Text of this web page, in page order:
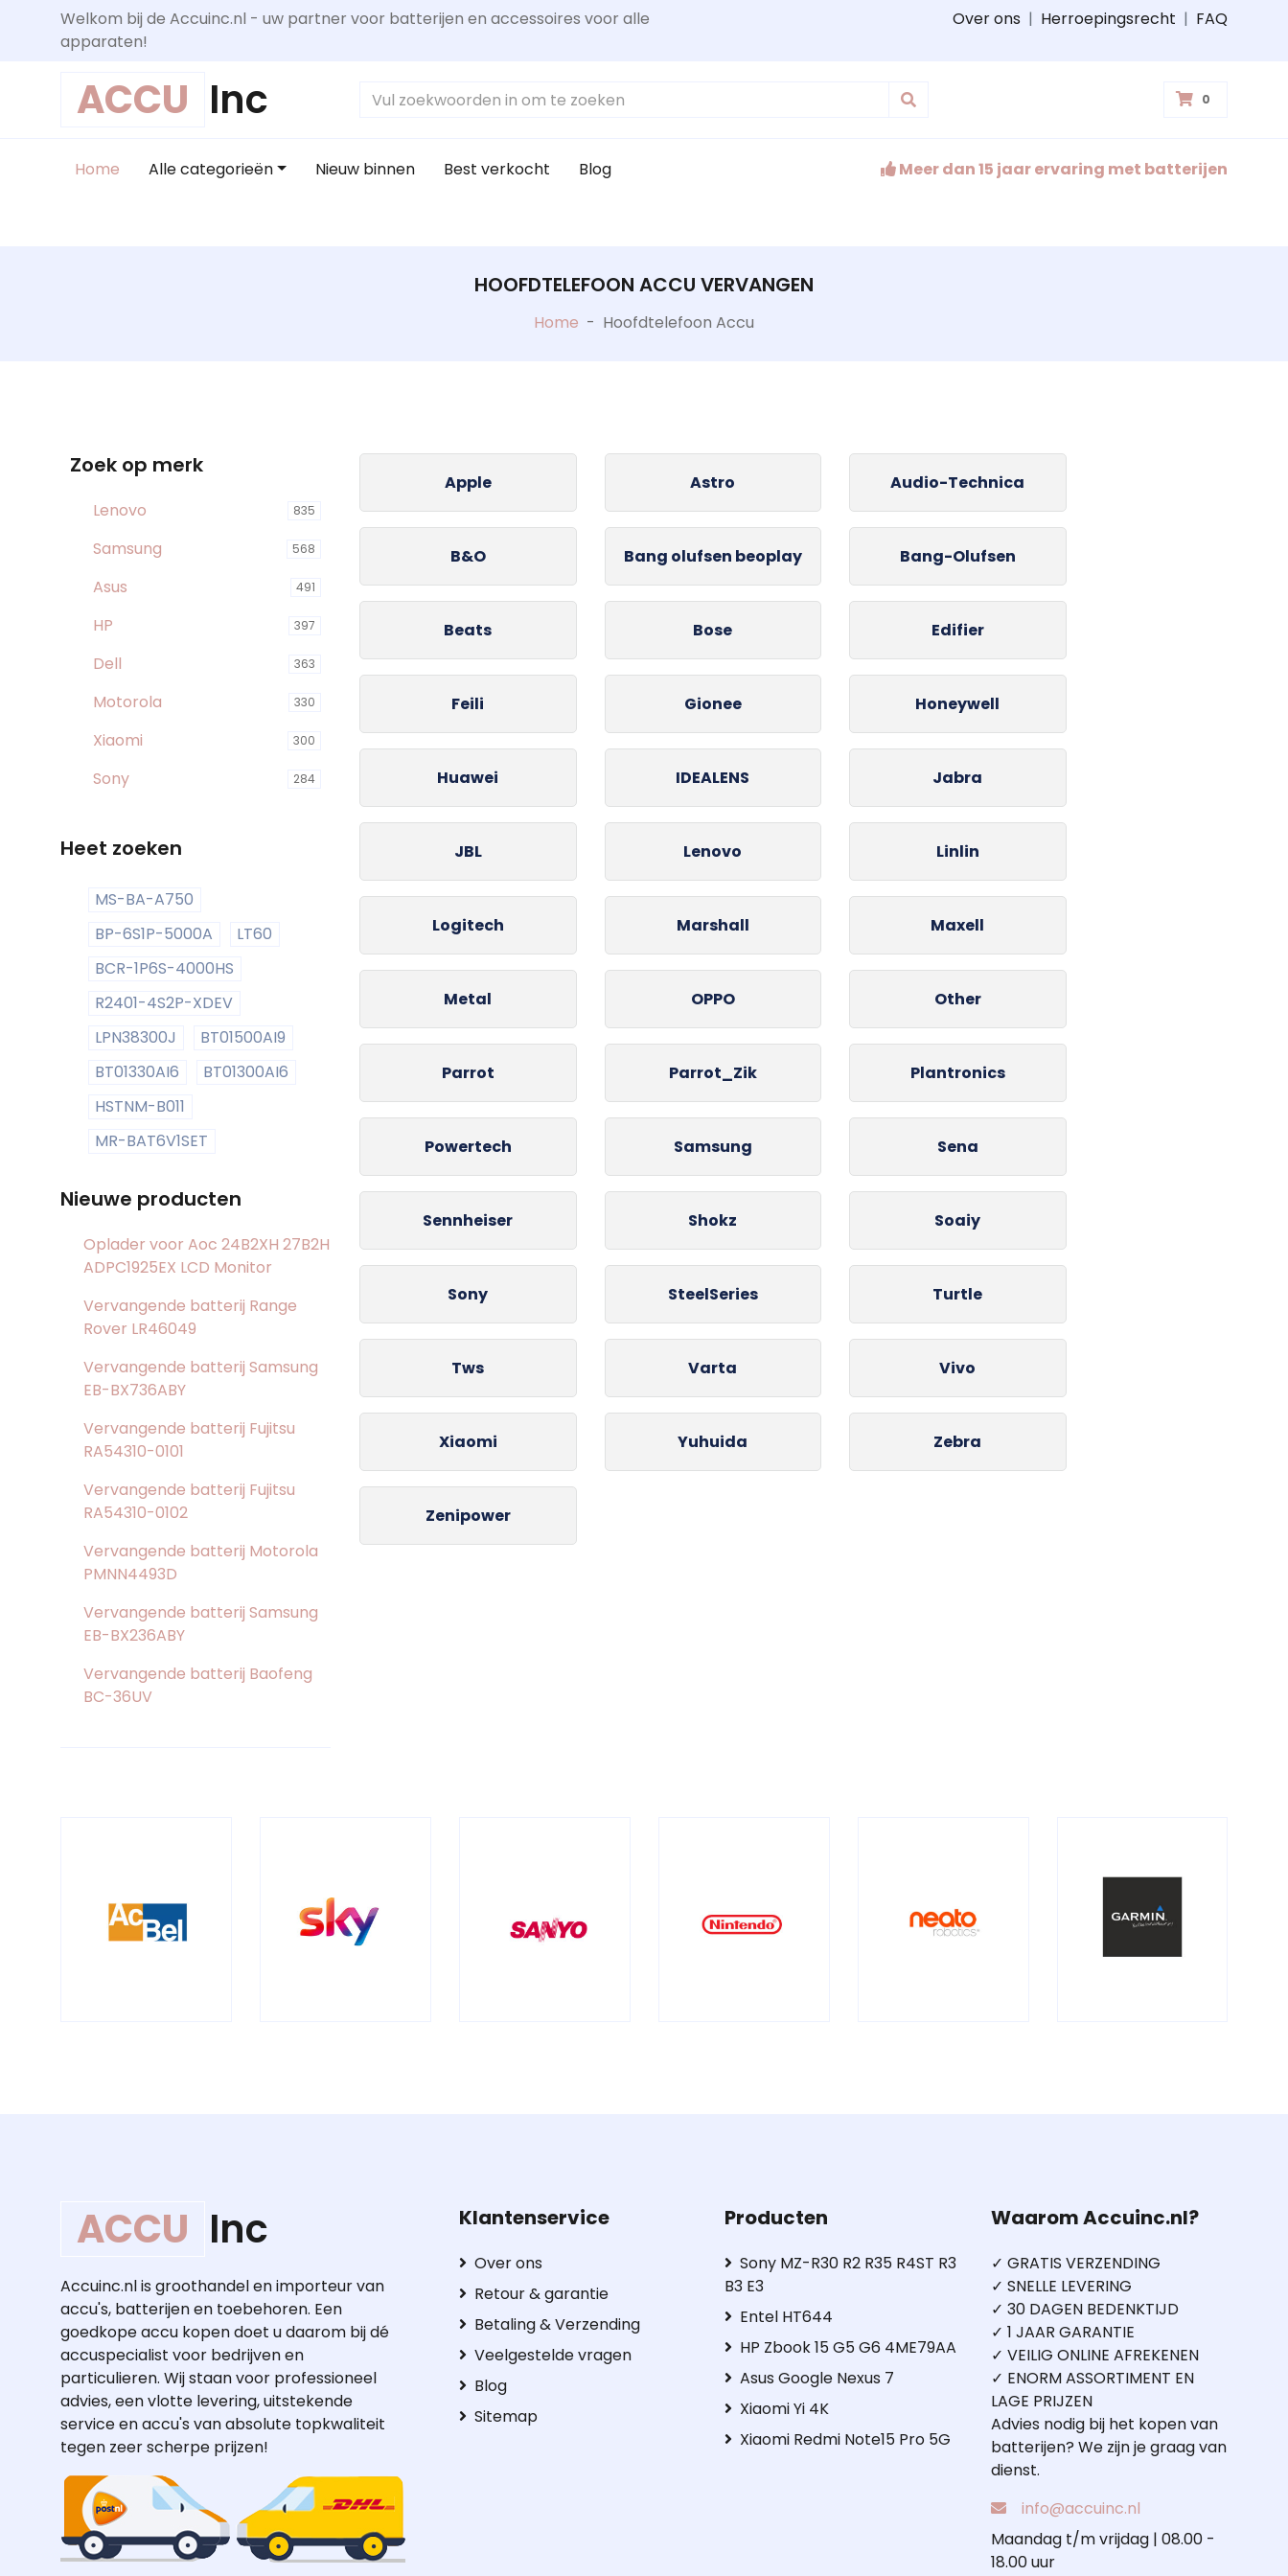
Welkom bij de Accuinc.nl - uw partner voor batterijen en accessoires voor alle
apparaten!
Over ons | Herroepingsrecht | FAQ
ACCU Inc 0
Home Alle categorieën Nieuw binnen Best verkocht Blog Meer dan 15 jaar ervaring met batterijen
HOOFDTELEFOON ACCU VERVANGEN
Home - Hoofdtelefoon Accu
Zoek op merk
Lenovo 835
Samsung 568
Asus 491
HP 397
Dell 363
Motorola 330
Xiaomi 300
Sony 284
Heet zoeken
MS-BA-A750
BP-6S1P-5000A
LT60
BCR-1P6S-4000HS
R2401-4S2P-XDEV
LPN38300J
BT01500AI9
BT01330AI6
BT01300AI6
HSTNM-B011
MR-BAT6V1SET
Nieuwe producten
Oplader voor Aoc 24B2XH 27B2H
ADPC1925EX LCD Monitor
Vervangende batterij Range
Rover LR46049
Vervangende batterij Samsung
EB-BX736ABY
Vervangende batterij Fujitsu
RA54310-0101
Vervangende batterij Fujitsu
RA54310-0102
Vervangende batterij Motorola
PMNN4493D
Vervangende batterij Samsung
EB-BX236ABY
Vervangende batterij Baofeng
BC-36UV
Apple Astro Audio-Technica
B&O Bang olufsen beoplay Bang-Olufsen
Beats Bose Edifier
Feili Gionee Honeywell
Huawei IDEALENS Jabra
JBL Lenovo Linlin
Logitech Marshall Maxell
Metal OPPO Other
Parrot Parrot_Zik Plantronics
Powertech Samsung Sena
Sennheiser Shokz Soaiy
Sony SteelSeries Turtle
Tws Varta Vivo
Xiaomi Yuhuida Zebra
Zenipower
ACCU Inc
Accuinc.nl is groothandel en importeur van
accu's, batterijen en toebehoren. Een
goedkope accu kopen doet u daarom bij dé
accuspecialist voor bedrijven en
particulieren. Wij staan voor professioneel
advies, een vlotte levering, uitstekende
service en accu's van absolute topkwaliteit
tegen zeer scherpe prijzen!
Klantenservice
Over ons
Retour & garantie
Betaling & Verzending
Veelgestelde vragen
Blog
Sitemap
Producten
Sony MZ-R30 R2 R35 R4ST R3
B3 E3
Entel HT644
HP Zbook 15 G5 G6 4ME79AA
Asus Google Nexus 7
Xiaomi Yi 4K
Xiaomi Redmi Note15 Pro 5G
Waarom Accuinc.nl?
✓ GRATIS VERZENDING
✓ SNELLE LEVERING
✓ 30 DAGEN BEDENKTIJD
✓ 1 JAAR GARANTIE
✓ VEILIG ONLINE AFREKENEN
✓ ENORM ASSORTIMENT EN
LAGE PRIJZEN
Advies nodig bij het kopen van
batterijen? We zijn je graag van
dienst.
info@accuinc.nl
Maandag t/m vrijdag | 08.00 -
18.00 uur